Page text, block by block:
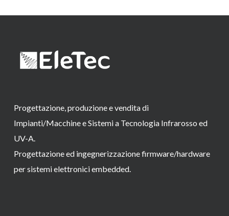
Progettazione, produzione e vendita di
Impianti/Macchine e Sistemi a Tecnologia Infrarosso ed
UV-A.
Progettazione ed ingegnerizzazione firmware/hardware
per sistemi elettronici embedded.